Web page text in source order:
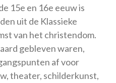
15e en 16e eeuw is
uit de Klassieke
van het christendom.
gebleven waren,
af voor
theater, schilderkunst,